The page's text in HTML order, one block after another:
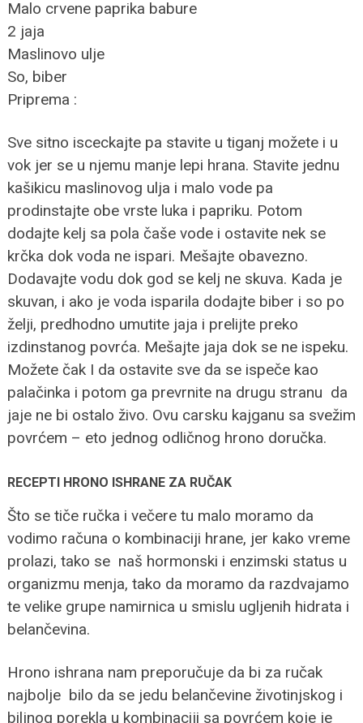
Malo crvene paprika babure
2 jaja
Maslinovo ulje
So, biber
Priprema :
Sve sitno isceckajte pa stavite u tiganj možete i u
vok jer se u njemu manje lepi hrana. Stavite jednu
kašikicu maslinovog ulja i malo vode pa
prodinstajte obe vrste luka i papriku. Potom
dodajte kelj sa pola čaše vode i ostavite nek se
krčka dok voda ne ispari. Mešajte obavezno.
Dodavajte vodu dok god se kelj ne skuva. Kada je
skuvan, i ako je voda isparila dodajte biber i so po
želji, predhodno umutite jaja i prelijte preko
izdinstanog povrća. Mešajte jaja dok se ne ispeku.
Možete čak I da ostavite sve da se ispeče kao
palačinka i potom ga prevrnite na drugu stranu da
jaje ne bi ostalo živo. Ovu carsku kajganu sa svežim
povrćem – eto jednog odličnog hrono doručka.
RECEPTI HRONO ISHRANE ZA RUČAK
Što se tiče ručka i večere tu malo moramo da
vodimo računa o kombinaciji hrane, jer kako vreme
prolazi, tako se naš hormonski i enzimski status u
organizmu menja, tako da moramo da razdvajamo
te velike grupe namirnica u smislu ugljenih hidrata i
belančevina.
Hrono ishrana nam preporučuje da bi za ručak
najbolje bilo da se jedu belančevine životinjskog i
biljnog porekla u kombinaciji sa povrćem koje je